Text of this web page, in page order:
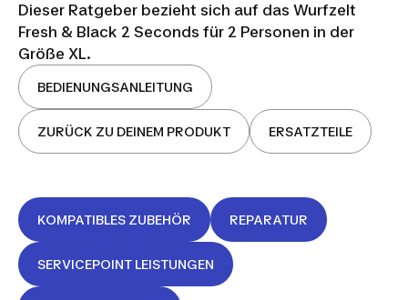
Dieser Ratgeber bezieht sich auf das Wurfzelt
Fresh & Black 2 Seconds für 2 Personen in der
Größe XL.
BEDIENUNGSANLEITUNG
ZURÜCK ZU DEINEM PRODUKT ERSATZTEILE
KOMPATIBLES ZUBEHÖR REPARATUR
SERVICEPOINT LEISTUNGEN